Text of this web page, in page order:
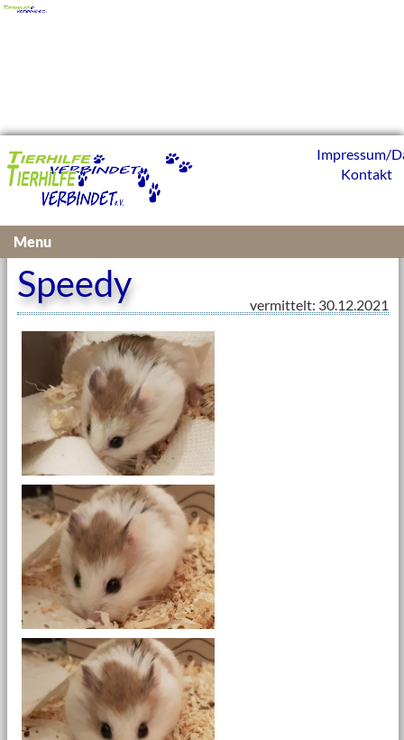
Vermittelte Kleintiere 2021
Speedy vermittelt: 30.12.2021
Impressum/
Kontakt
Menu